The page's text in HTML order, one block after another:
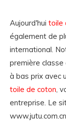
Aujourd'hui toile
également de
international.
première
à bas prix avec
toile de coton,
entreprise. Le